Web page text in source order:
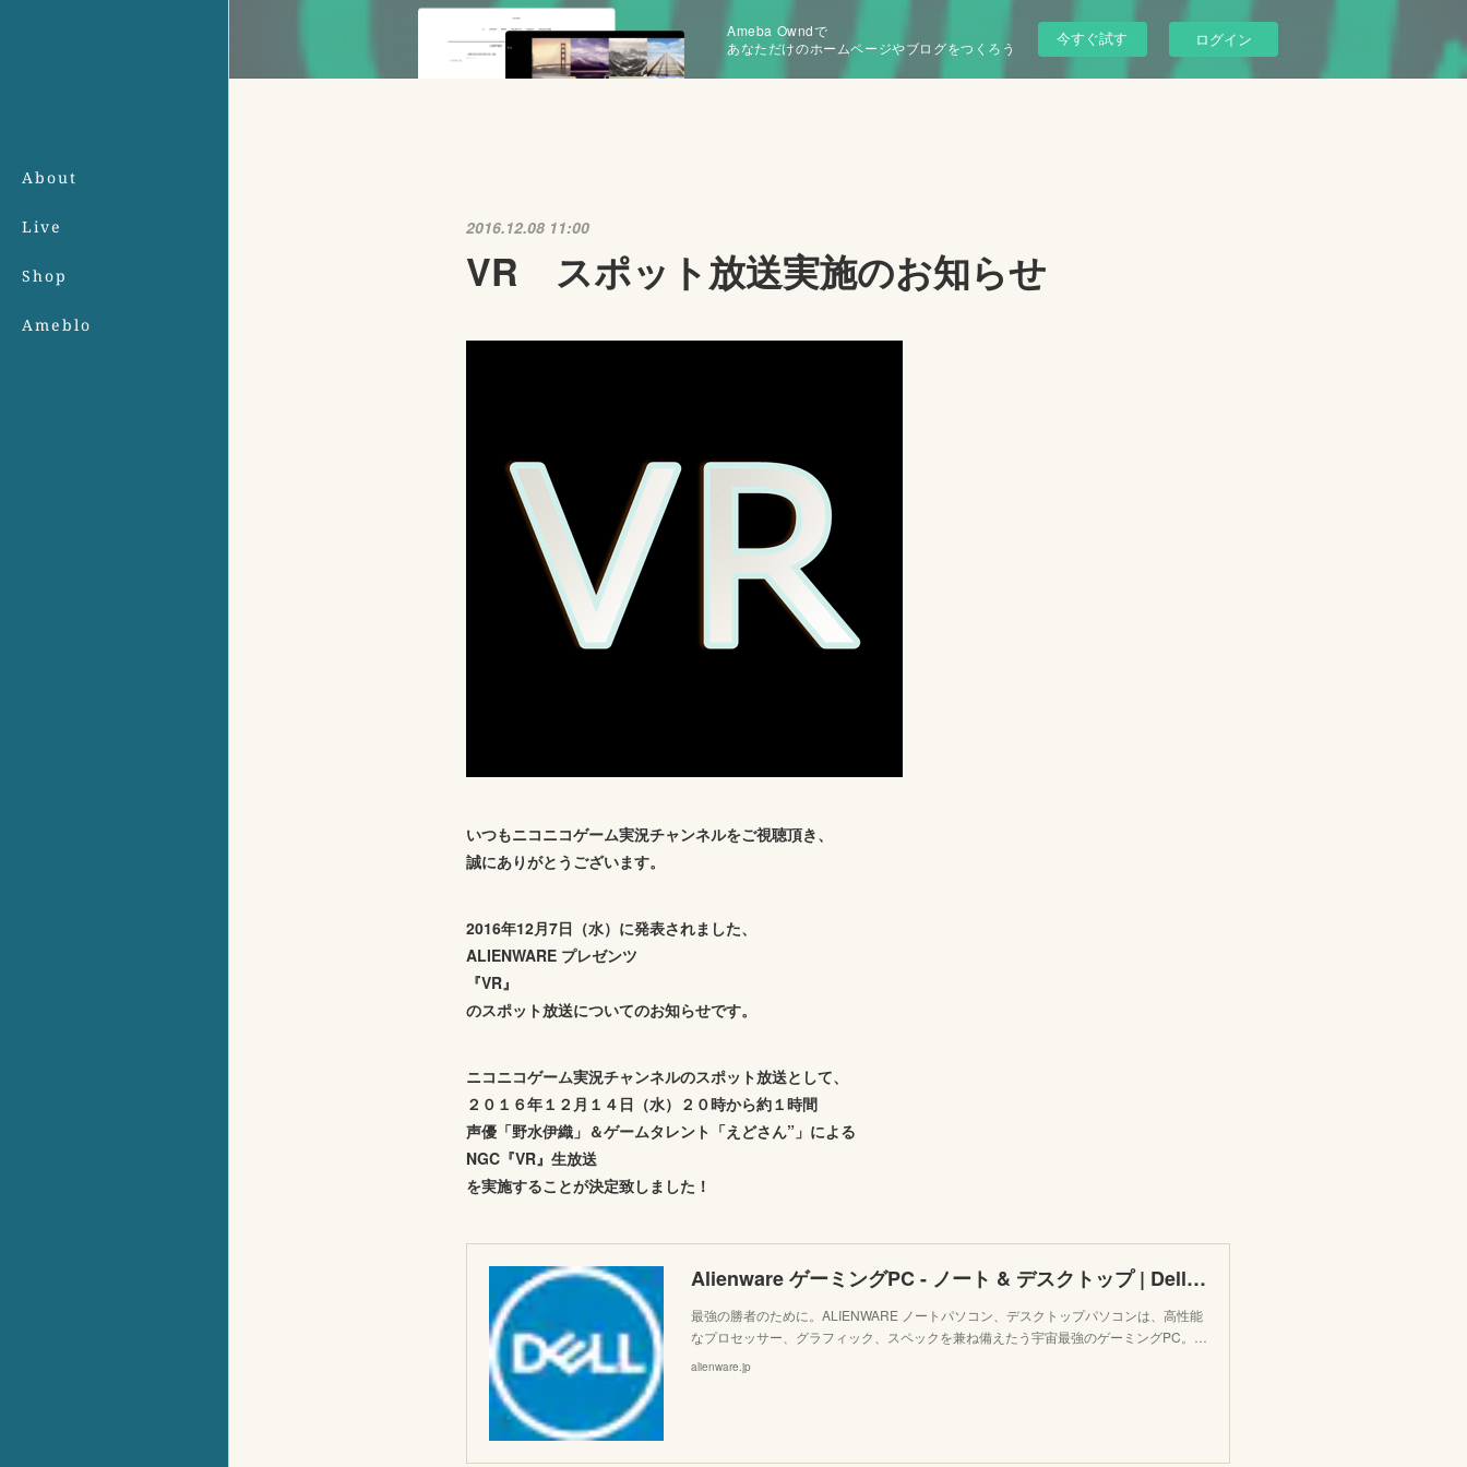
About
Live
Shop
Ameblo
Ameba Owndで
あなただけのホームページやブログをつくろう
今すぐ試す ログイン
2016.12.08 11:00
VR スポット放送実施のお知らせ
いつもニコニコゲーム実況チャンネルをご視聴頂き、
誠にありがとうございます。
2016年12月7日（水）に発表されました、
ALIENWARE プレゼンツ
『VR』
のスポット放送についてのお知らせです。
ニコニコゲーム実況チャンネルのスポット放送として、
２０１６年１２月１４日（水）２０時から約１時間
声優「野水伊織」＆ゲームタレント「えどさん”」による
NGC『VR』生放送
を実施することが決定致しました！
Alienware ゲーミングPC - ノート & デスクトップ | Dell 日本
最強の勝者のために。ALIENWARE ノートパソコン、デスクトップパソコンは、高性能
なプロセッサー、グラフィック、スペックを兼ね備えたう宇宙最強のゲーミングPC。…
alienware.jp